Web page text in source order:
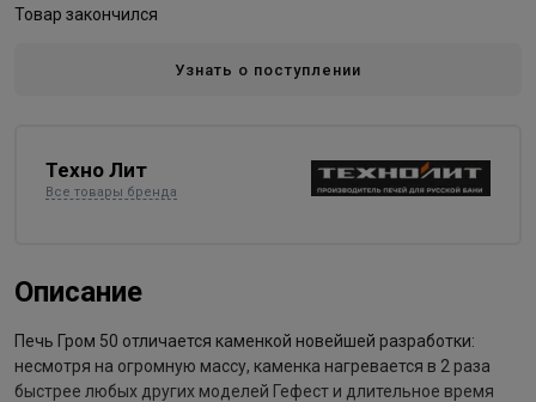
Товар закончился
Узнать о поступлении
Техно Лит
Все товары бренда
Описание
Печь Гром 50 отличается каменкой новейшей разработки:
несмотря на огромную массу, каменка нагревается в 2 раза
быстрее любых других моделей Гефест и длительное время